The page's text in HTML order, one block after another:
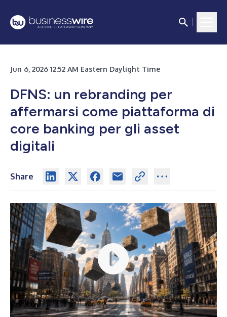
Jun 6, 2026 12:52 AM Eastern Daylight Time
DFNS: un rebranding per
affermarsi come piattaforma di
core banking per gli asset
digitali
Share